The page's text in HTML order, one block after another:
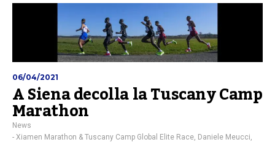
06/04/2021
A Siena decolla la Tuscany Camp
Marathon
News
- Xiamen Marathon & Tuscany Camp Global Elite Race Daniele Meucci